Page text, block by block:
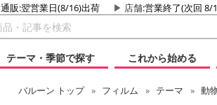
通販:翌営業日(8/16)出荷 店舗:営業終了(次回 8/
テーマ・季節で探す
これから始める
バルーン トップ フィルム テーマ 動